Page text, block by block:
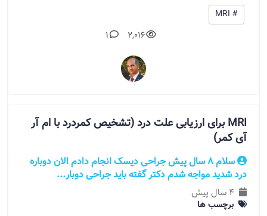
# MRI
2,016
1
MRI برای ارزیابی علت درد (تشخیص کمردرد با ام آر
آی کمر)
سلام 8 سال پیش جراحی دیسک انجام دادم الان دوباره
درد شدید مواجه شدم دکتر گفته باید جراحی دوبار...
4 سال پیش
برچسب ها